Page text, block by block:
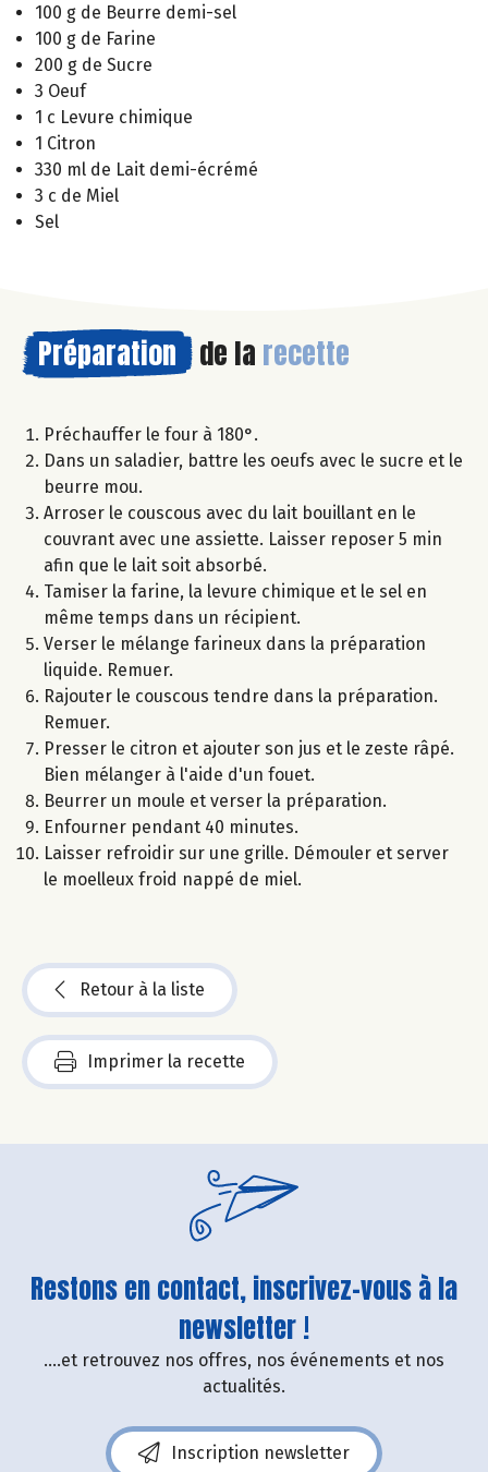
100 g de Beurre demi-sel
100 g de Farine
200 g de Sucre
3 Oeuf
1 c Levure chimique
1 Citron
330 ml de Lait demi-écrémé
3 c de Miel
Sel
Préparation de la recette
Préchauffer le four à 180°.
Dans un saladier, battre les oeufs avec le sucre et le
beurre mou.
Arroser le couscous avec du lait bouillant en le
couvrant avec une assiette. Laisser reposer 5 min
afin que le lait soit absorbé.
Tamiser la farine, la levure chimique et le sel en
même temps dans un récipient.
Verser le mélange farineux dans la préparation
liquide. Remuer.
Rajouter le couscous tendre dans la préparation.
Remuer.
Presser le citron et ajouter son jus et le zeste râpé.
Bien mélanger à l'aide d'un fouet.
Beurrer un moule et verser la préparation.
Enfourner pendant 40 minutes.
Laisser refroidir sur une grille. Démouler et server
le moelleux froid nappé de miel.
Retour à la liste
Imprimer la recette
Restons en contact, inscrivez-vous à la
newsletter !
....et retrouvez nos offres, nos événements et nos
actualités.
Inscription newsletter